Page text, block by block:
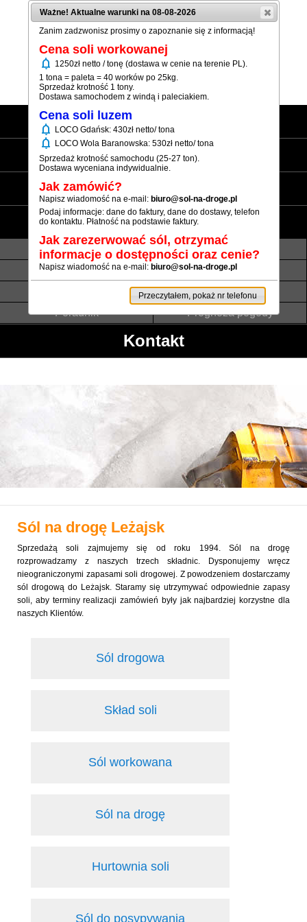
(+48) 12 333 73 21
Strona główna
Sól workowana
Sól luzem
Informacje
Transport luzem
Termin realizacji
Płatność
Atesty i referencje
Poradnik
Prognoza pogody
Kontakt
Sól na drogę Leżajsk
Sprzedażą soli zajmujemy się od roku 1994. Sól na drogę
rozprowadzamy z naszych trzech składnic. Dysponujemy wręcz
nieograniczonymi zapasami soli drogowej. Z powodzeniem dostarczamy
sól drogową do Leżajsk. Staramy się utrzymywać odpowiednie zapasy
soli, aby terminy realizacji zamówień były jak najbardziej korzystne dla
naszych Klientów.
Sól drogowa
Skład soli
Sól workowana
Sól na drogę
Hurtownia soli
Sól do posypywania
Ważne! Aktualne warunki na 08-08-2026
Zanim zadzwonisz prosimy o zapoznanie się z informacją!
Cena soli workowanej
notifications 1250zł netto / tonę (dostawa w cenie na terenie PL).
1 tona = paleta = 40 worków po 25kg.
Sprzedaż krotność 1 tony.
Dostawa samochodem z windą i paleciakiem.
Cena soli luzem
notifications LOCO Gdańsk: 430zł netto/ tona
notifications LOCO Wola Baranowska: 530zł netto/ tona
Sprzedaż krotność samochodu (25-27 ton).
Dostawa wyceniana indywidualnie.
Jak zamówić?
Napisz wiadomość na e-mail: biuro@sol-na-droge.pl
Podaj informacje: dane do faktury, dane do dostawy, telefon
do kontaktu. Płatność na podstawie faktury.
Jak zarezerwować sól, otrzymać
informacje o dostępności oraz cenie?
Napisz wiadomość na e-mail: biuro@sol-na-droge.pl
Przeczytałem, pokaż nr telefonu